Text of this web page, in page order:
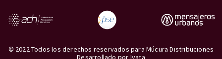
© 2022 Todos los derechos reservados para Múcura Distribuciones
Desarrollado por Iyata